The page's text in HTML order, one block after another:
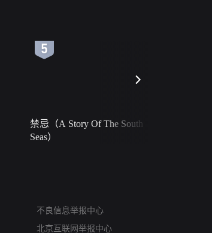
禁忌（A Story Of The South
Seas）
不良信息举报中心
北京互联网举报中心